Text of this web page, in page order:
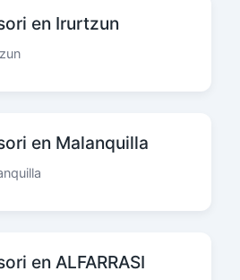
en Irurtzun
en Malanquilla
en ALFARRASI